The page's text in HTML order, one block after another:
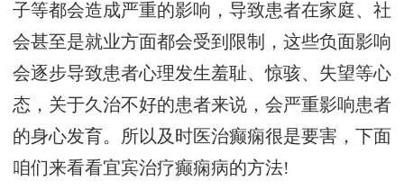
子等都会造成严重的影响，导致患者在家庭、社
会甚至是就业方面都会受到限制，这些负面影响
会逐步导致患者心理发生羞耻、惊骇、失望等心
态，关于久治不好的患者来说，会严重影响患者
的身心发育。所以及时医治癫痫很是要害，下面
咱们来看看宜宾治疗癫痫病的方法!